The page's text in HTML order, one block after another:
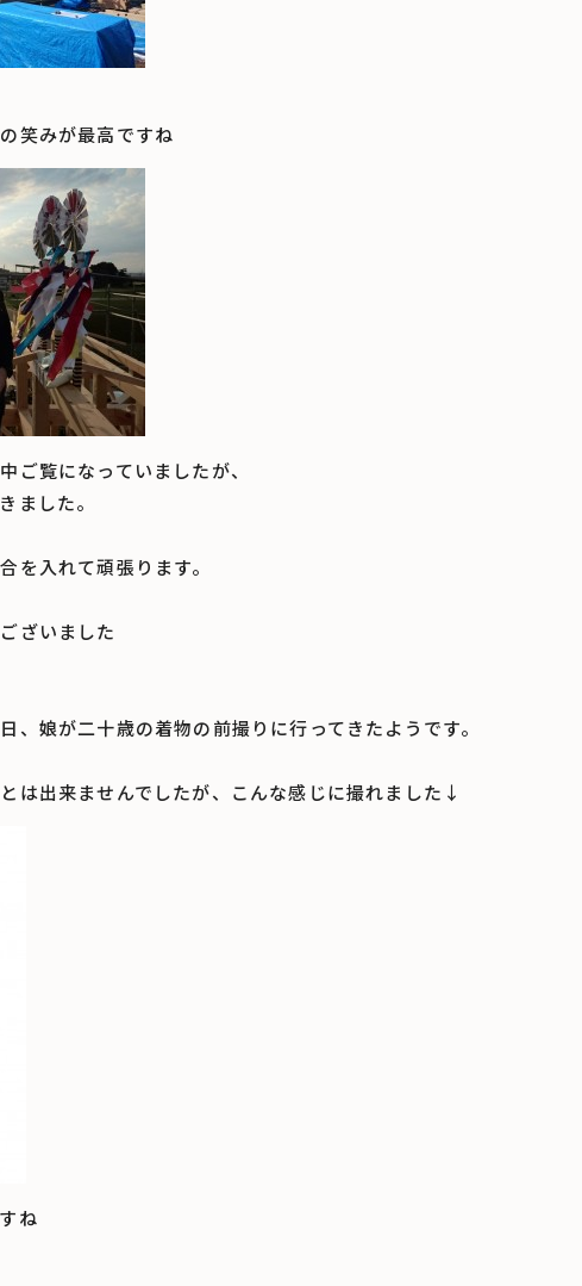
笑みが最高ですね
ご覧になっていましたが、
ました。
を入れて頑張ります。
ざいました
、娘が二十歳の着物の前撮りに行ってきたようです。
は出来ませんでしたが、こんな感じに撮れました↓
ね